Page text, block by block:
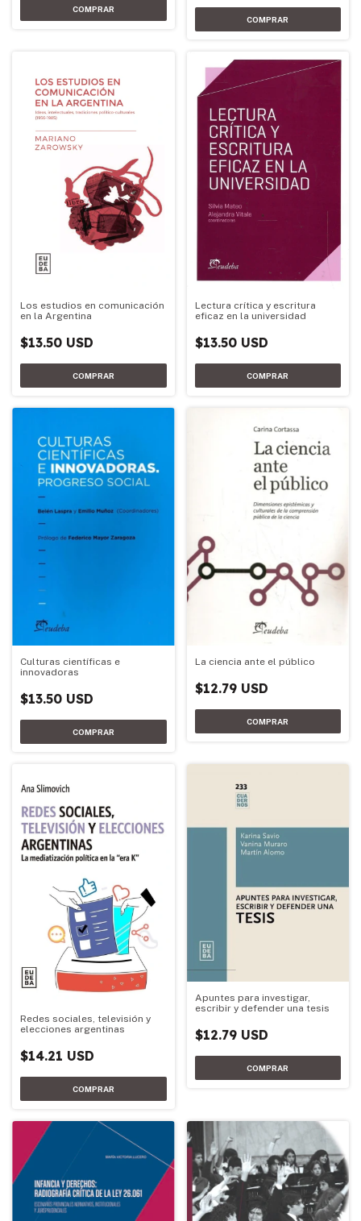
Los estudios en comunicación
en la Argentina
$13.50 USD
Lectura crítica y escritura
eficaz en la universidad
$13.50 USD
Culturas científicas e
innovadoras
$13.50 USD
La ciencia ante el público
$12.79 USD
Redes sociales, televisión y
elecciones argentinas
$14.21 USD
Apuntes para investigar,
escribir y defender una tesis
$12.79 USD